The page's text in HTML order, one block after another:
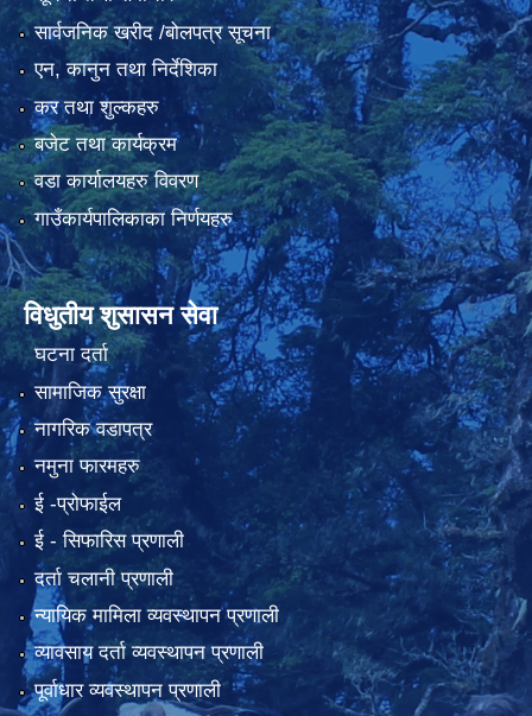
सार्वजनिक खरीद /बोलपत्र सूचना
एन, कानुन तथा निर्देशिका
कर तथा शुल्कहरु
बजेट तथा कार्यक्रम
वडा कार्यालयहरु विवरण
गाउँकार्यपालिकाका निर्णयहरु
विधुतीय शुसासन सेवा
घटना दर्ता
सामाजिक सुरक्षा
नागरिक वडापत्र
नमुना फारमहरु
ई -प्रोफाईल
ई‍ - सिफारिस प्रणाली
दर्ता चलानी प्रणाली
न्यायिक मामिला व्यवस्थापन प्रणाली
व्यावसाय दर्ता व्यवस्थापन प्रणाली
पूर्वाधार व्यवस्थापन प्रणाली